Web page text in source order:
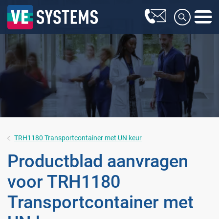
TRH1180 Transportcontainer met UN keur
Productblad aanvragen
voor TRH1180
Transportcontainer met
Farmaceutische industrie